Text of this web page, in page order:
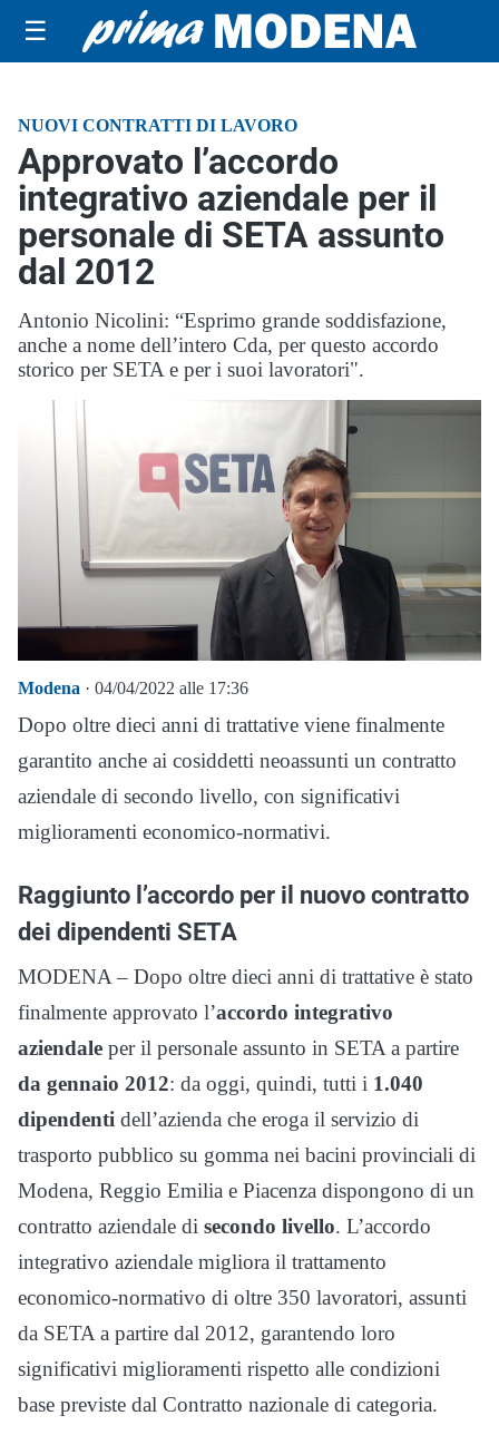
☰
NUOVI CONTRATTI DI LAVORO
Approvato l’accordo
integrativo aziendale per il
personale di SETA assunto
dal 2012
Antonio Nicolini: “Esprimo grande soddisfazione,
anche a nome dell’intero Cda, per questo accordo
storico per SETA e per i suoi lavoratori".
Modena · 04/04/2022 alle 17:36
Dopo oltre dieci anni di trattative viene finalmente
garantito anche ai cosiddetti neoassunti un contratto
aziendale di secondo livello, con significativi
miglioramenti economico-normativi.
Raggiunto l’accordo per il nuovo contratto
dei dipendenti SETA
MODENA – Dopo oltre dieci anni di trattative è stato
finalmente approvato l’accordo integrativo
aziendale per il personale assunto in SETA a partire
da gennaio 2012: da oggi, quindi, tutti i 1.040
dipendenti dell’azienda che eroga il servizio di
trasporto pubblico su gomma nei bacini provinciali di
Modena, Reggio Emilia e Piacenza dispongono di un
contratto aziendale di secondo livello. L’accordo
integrativo aziendale migliora il trattamento
economico-normativo di oltre 350 lavoratori, assunti
da SETA a partire dal 2012, garantendo loro
significativi miglioramenti rispetto alle condizioni
base previste dal Contratto nazionale di categoria.